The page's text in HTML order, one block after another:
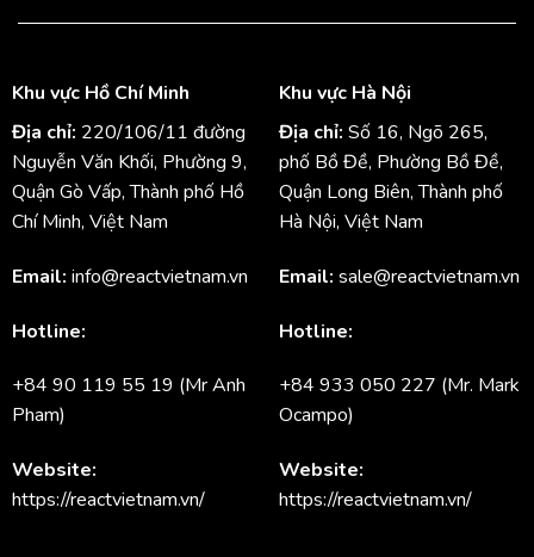
Khu vực Hồ Chí Minh
Địa chỉ: 220/106/11 đường
Nguyễn Văn Khối, Phường 9,
Quận Gò Vấp, Thành phố Hồ
Chí Minh, Việt Nam
Email: info@reactvietnam.vn
Hotline:
+84 90 119 55 19 (Mr Anh
Pham)
Website:
https://reactvietnam.vn/
Khu vực Hà Nội
Địa chỉ: Số 16, Ngõ 265,
phố Bồ Đề, Phường Bồ Đề,
Quận Long Biên, Thành phố
Hà Nội, Việt Nam
Email: sale@reactvietnam.vn
Hotline:
+84 933 050 227 (Mr. Mark
Ocampo)
Website:
https://reactvietnam.vn/